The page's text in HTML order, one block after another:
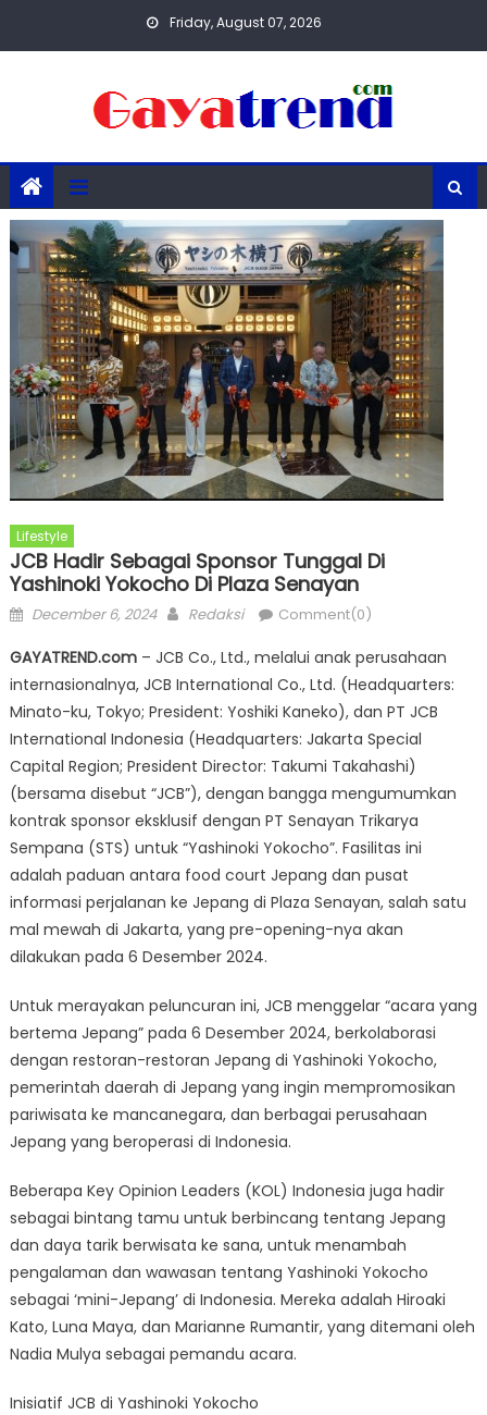
Friday, August 07, 2026
Lifestyle
JCB Hadir Sebagai Sponsor Tunggal Di
Yashinoki Yokocho Di Plaza Senayan
Posted
December 6, 2024 Author
Redaksi Comment(0)
GAYATREND.com– JCB Co., Ltd., melalui anak perusahaan
internasionalnya, JCB International Co., Ltd. (Headquarters:
Minato-ku, Tokyo; President: Yoshiki Kaneko), dan PT JCB
International Indonesia (Headquarters: Jakarta Special
Capital Region; President Director: Takumi Takahashi)
(bersama disebut “JCB”), dengan bangga mengumumkan
kontrak sponsor eksklusif dengan PT Senayan Trikarya
Sempana (STS) untuk “Yashinoki Yokocho”. Fasilitas ini
adalah paduan antara food court Jepang dan pusat
informasi perjalanan ke Jepang di Plaza Senayan, salah satu
mal mewah di Jakarta, yang pre-opening-nya akan
dilakukan pada 6 Desember 2024.
Untuk merayakan peluncuran ini, JCB menggelar “acara yang
bertema Jepang” pada 6 Desember 2024, berkolaborasi
dengan restoran-restoran Jepang di Yashinoki Yokocho,
pemerintah daerah di Jepang yang ingin mempromosikan
pariwisata ke mancanegara, dan berbagai perusahaan
Jepang yang beroperasi di Indonesia.
Beberapa Key Opinion Leaders (KOL) Indonesia juga hadir
sebagai bintang tamu untuk berbincang tentang Jepang
dan daya tarik berwisata ke sana, untuk menambah
pengalaman dan wawasan tentang Yashinoki Yokocho
sebagai ‘mini-Jepang’ di Indonesia. Mereka adalah Hiroaki
Kato, Luna Maya, dan Marianne Rumantir, yang ditemani oleh
Nadia Mulya sebagai pemandu acara.
Inisiatif JCB di Yashinoki Yokocho